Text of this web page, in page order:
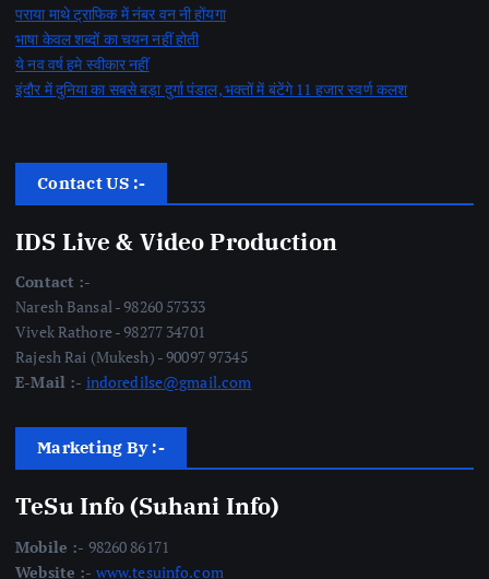
पराया माथे ट्राफिक में नंबर वन नी होंयगा
भाषा केवल शब्दों का चयन नहीं होती
ये नव वर्ष हमे स्वीकार नहीं
इंदौर में दुनिया का सबसे बड़ा दुर्गा पंडाल, भक्तों में बंटेंगे 11 हजार स्वर्ण कलश
Contact US :-
IDS Live & Video Production
Contact :-
Naresh Bansal - 98260 57333
Vivek Rathore - 98277 34701
Rajesh Rai (Mukesh) - 90097 97345
E-Mail :- indoredilse@gmail.com
Marketing By :-
TeSu Info (Suhani Info)
Mobile :- 98260 86171
Website :- www.tesuinfo.com